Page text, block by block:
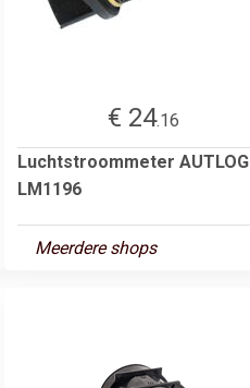
€ 24.16
Luchtstroommeter AUTLOG
LM1196
Meerdere shops